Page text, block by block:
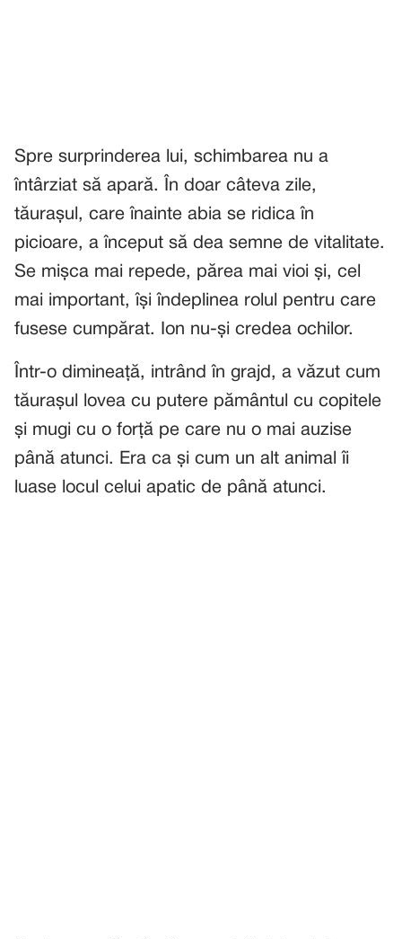
Spre surprinderea lui, schimbarea nu a
întârziat să apară. În doar câteva zile,
tăurașul, care înainte abia se ridica în
picioare, a început să dea semne de vitalitate.
Se mișca mai repede, părea mai vioi și, cel
mai important, își îndeplinea rolul pentru care
fusese cumpărat. Ion nu-și credea ochilor.
Într-o dimineață, intrând în grajd, a văzut cum
tăurașul lovea cu putere pământul cu copitele
și mugi cu o forță pe care nu o mai auzise
până atunci. Era ca și cum un alt animal îi
luase locul celui apatic de până atunci.